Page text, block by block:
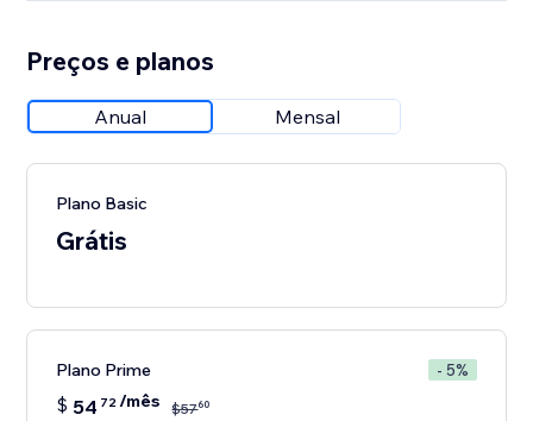
Preços e planos
Anual Mensal
Plano Basic
Grátis
Plano Prime - 5%
$ 54 72/mês $5760